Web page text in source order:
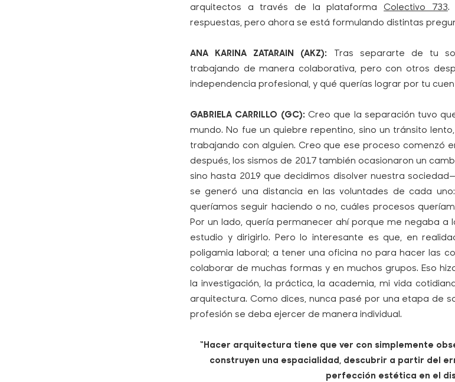
arquitectos a través de la plataformaColectivo 733.
respuestas, pero ahora se está formulando distintas
ANA KARINA ZATARAIN (AKZ): Tras separarte de tu
trabajando de manera colaborativa, pero con otros
independencia profesional, y qué querías lograr por tu
GABRIELA CARRILLO (GC): Creo que la separación tuvo
mundo. No fue un quiebre repentino, sino un tránsito
trabajando con alguien. Creo que ese proceso comenzó
después, los sismos de 2017 también ocasionaron un
sino hasta 2019 que decidimos disolver nuestra
se generó una distancia en las voluntades de cada
queríamos seguir haciendo o no, cuáles procesos
Por un lado, quería permanecer ahí porque me negaba
estudio y dirigirlo. Pero lo interesante es que, en
poligamia laboral; a tener una oficina no para hacer las
colaborar de muchas formas y en muchos grupos. Eso
la investigación, la práctica, la academia, mi vida
arquitectura. Como dices, nunca pasé por una etapa de
profesión se deba ejercer de manera individual.
“Hacer arquitectura tiene que ver con simplemente
construyen una espacialidad, descubrir a partir del
perfección estética en el